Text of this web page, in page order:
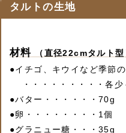
タルトの生地
材料 （直径22cmタルト型
●イチゴ、キウイなど季節
・・・・・・・・・各少
●バター・・・・・・70g
●卵・・・・・・・・1個
●グラニュー糖・・・35g